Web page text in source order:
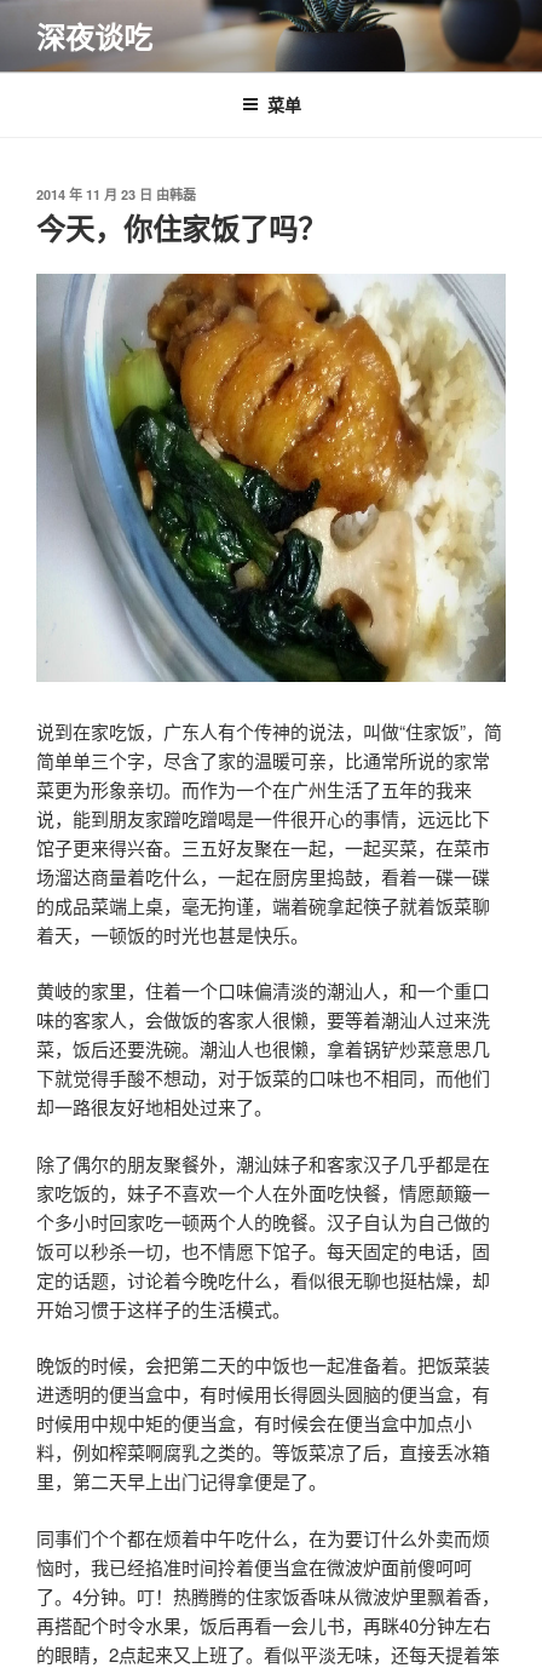
内
深夜谈吃
菜单
发
布
于
2014 年 11 月 23 日 由韩磊
今天，你住家饭了吗？
说到在家吃饭，广东人有个传神的说法，叫做“住家饭”，简
简单单三个字，尽含了家的温暖可亲，比通常所说的家常
菜更为形象亲切。而作为一个在广州生活了五年的我来
说，能到朋友家蹭吃蹭喝是一件很开心的事情，远远比下
馆子更来得兴奋。三五好友聚在一起，一起买菜，在菜市
场溜达商量着吃什么，一起在厨房里捣鼓，看着一碟一碟
的成品菜端上桌，毫无拘谨，端着碗拿起筷子就着饭菜聊
着天，一顿饭的时光也甚是快乐。
黄岐的家里，住着一个口味偏清淡的潮汕人，和一个重口
味的客家人，会做饭的客家人很懒，要等着潮汕人过来洗
菜，饭后还要洗碗。潮汕人也很懒，拿着锅铲炒菜意思几
下就觉得手酸不想动，对于饭菜的口味也不相同，而他们
却一路很友好地相处过来了。
除了偶尔的朋友聚餐外，潮汕妹子和客家汉子几乎都是在
家吃饭的，妹子不喜欢一个人在外面吃快餐，情愿颠簸一
个多小时回家吃一顿两个人的晚餐。汉子自认为自己做的
饭可以秒杀一切，也不情愿下馆子。每天固定的电话，固
定的话题，讨论着今晚吃什么，看似很无聊也挺枯燥，却
开始习惯于这样子的生活模式。
晚饭的时候，会把第二天的中饭也一起准备着。把饭菜装
进透明的便当盒中，有时候用长得圆头圆脑的便当盒，有
时候用中规中矩的便当盒，有时候会在便当盒中加点小
料，例如榨菜啊腐乳之类的。等饭菜凉了后，直接丢冰箱
里，第二天早上出门记得拿便是了。
同事们个个都在烦着中午吃什么，在为要订什么外卖而烦
恼时，我已经掐准时间拎着便当盒在微波炉面前傻呵呵
了。4分钟。叮！热腾腾的住家饭香味从微波炉里飘着香，
再搭配个时令水果，饭后再看一会儿书，再眯40分钟左右
的眼睛，2点起来又上班了。看似平淡无味，还每天提着笨